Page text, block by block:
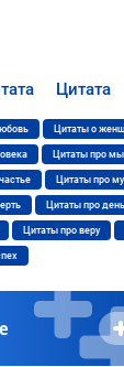
Цитата
Цитаты о
Цитаты про
Цитаты про
Цитаты про
Цитаты про веру